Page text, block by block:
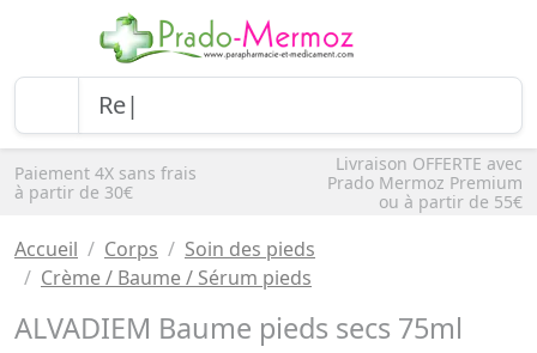
Paiement 4X sans frais
à partir de 30€
Livraison OFFERTE avec
Prado Mermoz Premium
ou à partir de 55€
Accueil Corps
Soin des pieds
Crème / Baume / Sérum pieds
ALVADIEM Baume pieds secs 75ml